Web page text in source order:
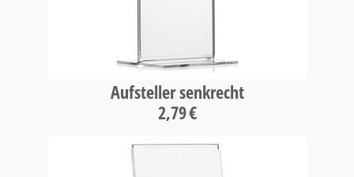
Aufsteller senkrecht
2,79 €